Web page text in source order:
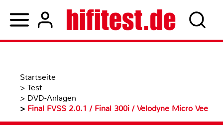
Startseite
> Test
> DVD-Anlagen
> Final FVSS 2.0.1 / Final 300i / Velodyne Micro Vee